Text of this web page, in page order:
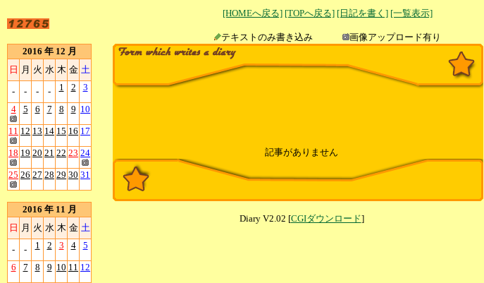
[HOMEへ戻る] [TOPへ戻る] [日記を書く] [一覧表示]
テキストのみ書き込み
画像アップロード有り
2016 年 12 月
日 月 火 水 木 金 土
- - - - 1 2 3
4 5 6 7 8 9 10
11 12 13 14 15 16 17
18 19 20 21 22 23 24
25 26 27 28 29 30 31
2016 年 11 月
日 月 火 水 木 金 土
- - 1 2 3 4 5
6 7 8 9 10 11 12
記事がありません
Diary V2.02 [CGIダウンロード]